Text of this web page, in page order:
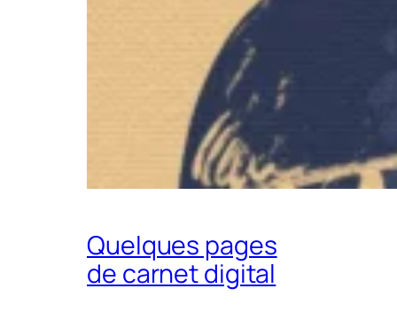
Quelques pages
de carnet digital